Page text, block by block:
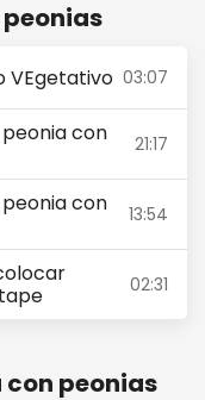
peonias
VEgetativo 03:07
con
21:17
con
13:54
02:31
con peonias